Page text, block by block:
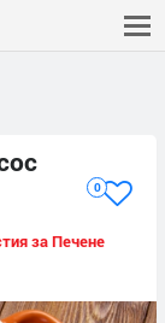
0
за Печене